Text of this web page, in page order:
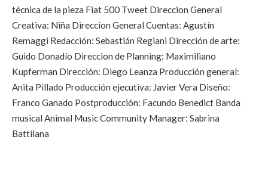
técnica de la pieza Fiat 500 Tweet Direccion General
Creativa: Niña Direccion General Cuentas: Agustín
Remaggi Redacción: Sebastián Regiani Dirección de arte:
Guido Donadío Direccion de Planning: Maximiliano
Kupferman Dirección: Diego Leanza Producción general:
Anita Pillado Producción ejecutiva: Javier Vera Diseño:
Franco Ganado Postproducción: Facundo Benedict Banda
musical Animal Music Community Manager: Sabrina
Battilana